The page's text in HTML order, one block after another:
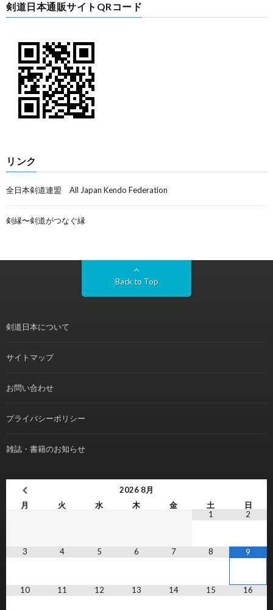
剣道日本通販サイトQRコード
リンク
全日本剣道連盟 All Japan Kendo Federation
剣縁〜剣道がつなぐ縁
Back to Top
剣道日本について
サイトマップ
お問い合わせ
プライバシーポリシー
雑誌・書籍のお知らせ
2026 8月
月
火 水 木 金 土
日
1
2
3 4 5 6 7 8 9
10 11 12 13 14 15 16